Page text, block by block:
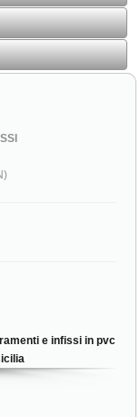
e infissi in pvc